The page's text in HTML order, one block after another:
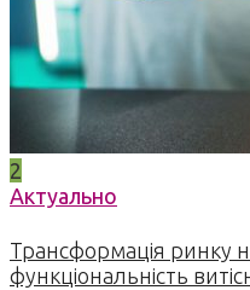
2
Актуально
Трансформація ринку
функціональність